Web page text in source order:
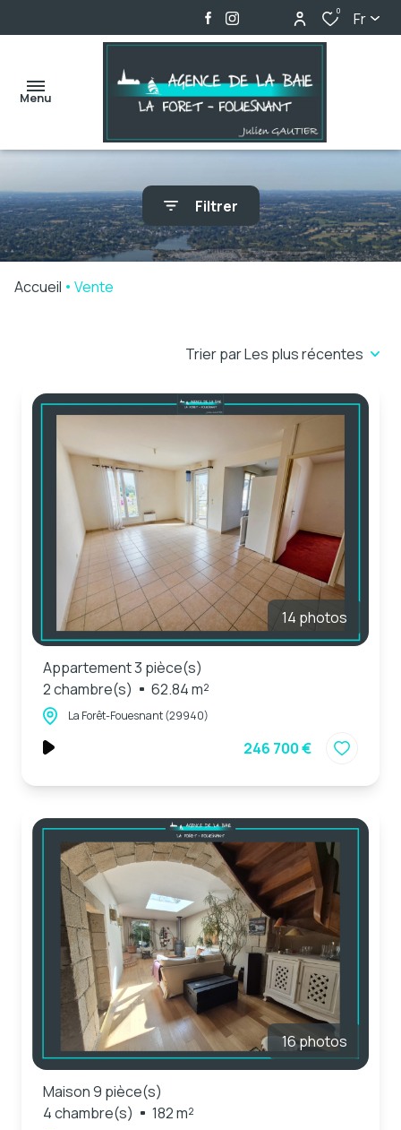
0 Fr
Menu
accueil
ventes
e-mail
estimation
contact
Filtrer
Accueil Vente
Trier par Les plus récentes
14 photos
Appartement 3 pièce(s)
2 chambre(s)
62.84 m²
La Forêt-Fouesnant (29940)
246 700 €
16 photos
Maison 9 pièce(s)
4 chambre(s)
182 m²